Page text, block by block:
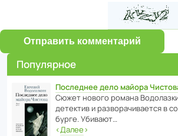
Отправить комментарий
Популярное
Последнее дело майора
Сюжет нового романа
дете­ктив и разво­ра­чи­ва­ется в
бурге. Убивают…
‹Далее›